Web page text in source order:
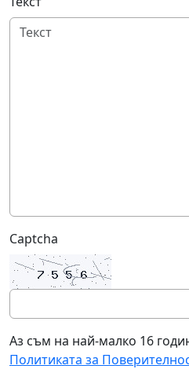
Captcha
Аз съм на най-малко 16
Политиката за